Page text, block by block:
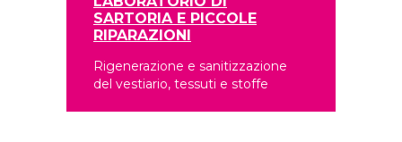
SARTORIA E PICCOLE
RIPARAZIONI
Rigenerazione e sanitizzazione
del vestiario, tessuti e stoffe